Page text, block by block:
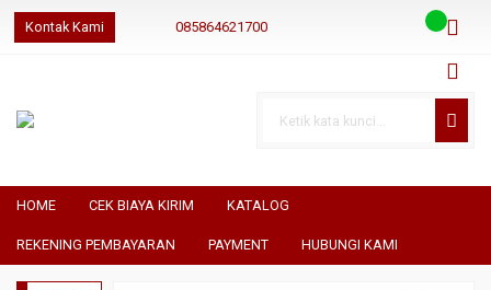
Kontak Kami 085864621700
HOME CEK BIAYA KIRIM KATALOG
REKENING PEMBAYARAN PAYMENT HUBUNGI KAMI